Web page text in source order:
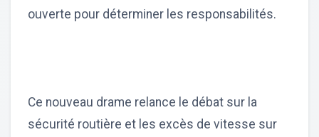
ouverte pour déterminer les responsabilités.
Ce nouveau drame relance le débat sur la
sécurité routière et les excès de vitesse sur